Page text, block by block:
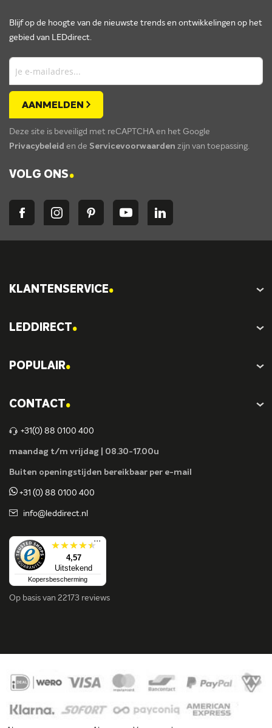
Blijf op de hoogte van de nieuwste trends en ontwikkelingen op het
gebied van LEDdirect.
AANMELDEN
Deze site is beveiligd met reCAPTCHA en het Google
Privacybeleid en de Servicevoorwaarden zijn van toepassing.
VOLG ONS.
KLANTENSERVICE.
LEDDIRECT.
POPULAIR.
CONTACT.
+31(0) 88 0100 400
maandag t/m vrijdag | 08.30-17.00u
Buiten openingstijden bereikbaar per e-mail
+31 (0) 88 0100 400
info@leddirect.nl
4,57
Uitstekend
...
Kopersbescherming
Op basis van 22173 reviews